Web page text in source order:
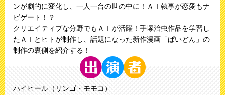
ンが劇的に変化し、一人一台の世の中に！ＡＩ執事が恋愛もナ
ビゲート！？
クリエイティブな分野でもＡＩが活躍！手塚治虫作品を学習し
たＡＩとヒトが制作し、話題になった新作漫画「ぱいどん」の
制作の裏側を紹介する！
ハイヒール（リンゴ・モモコ）